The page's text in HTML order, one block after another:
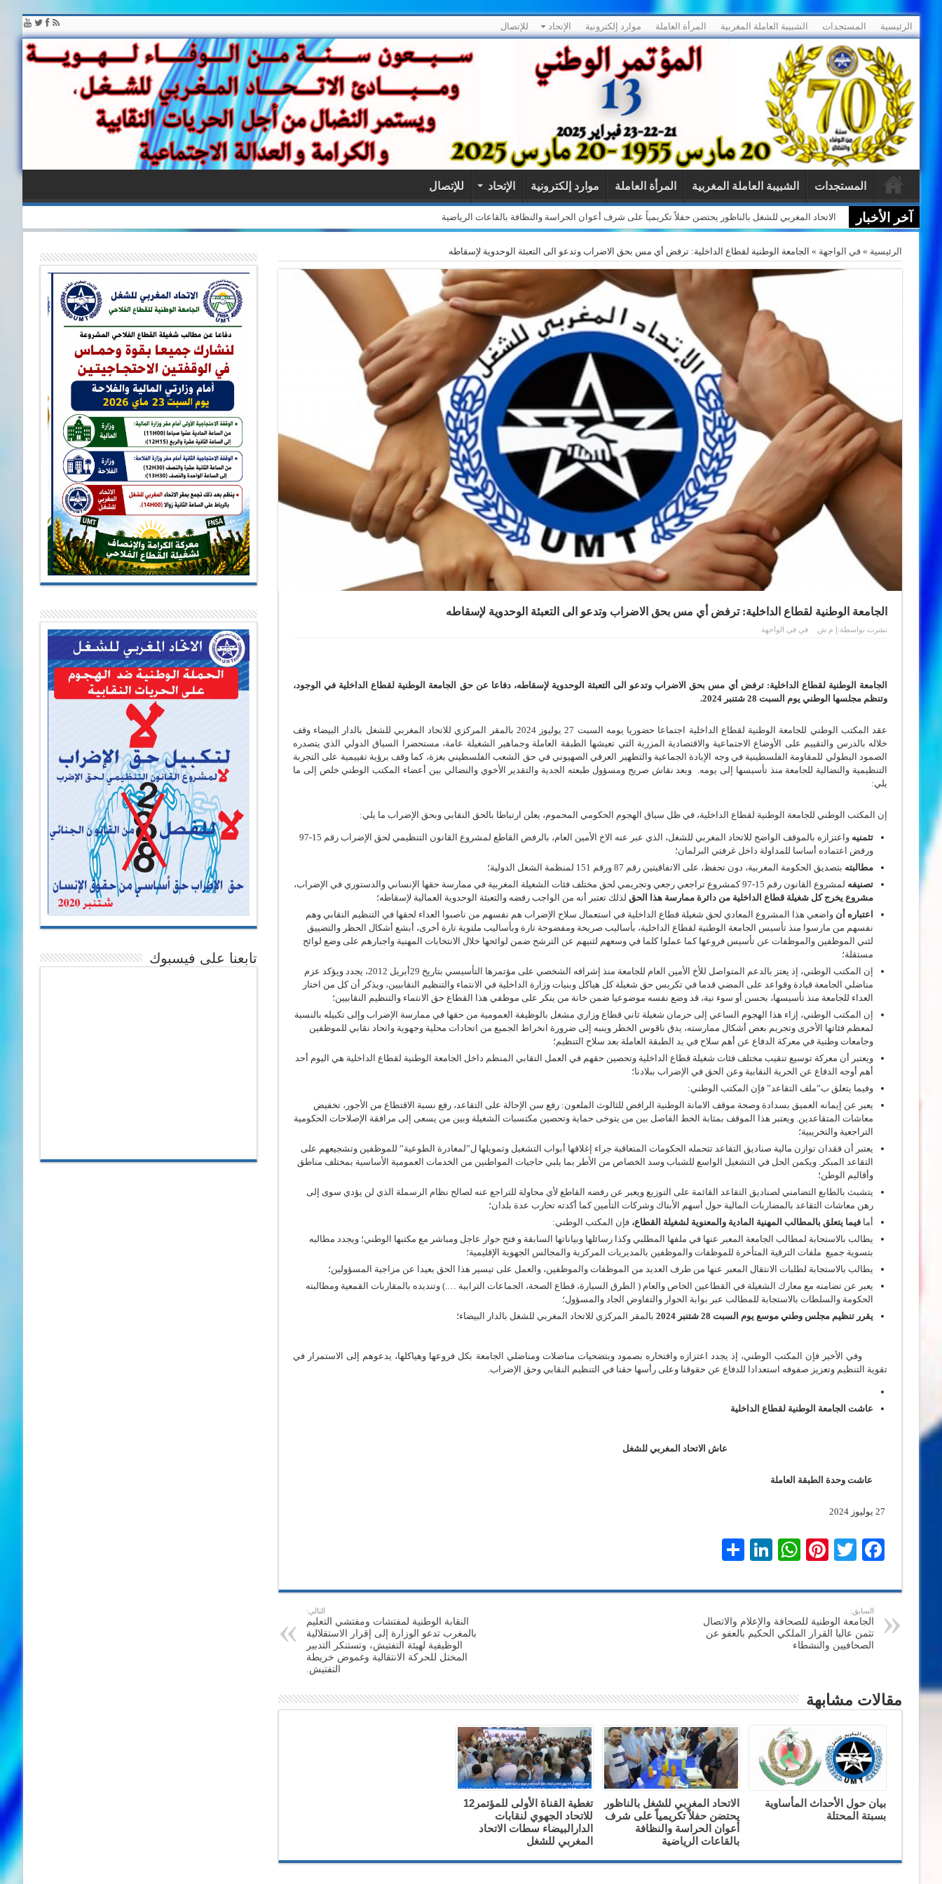
الرئيسية المستجدات الشبيبة العاملة المغربية المرأة العاملة موارد إلكترونية الإتحاد للإتصال
المستجدات الشبيبة العاملة المغربية المرأة العاملة موارد إلكترونية الإتحاد للإتصال
آخر الأخبار الاتحاد المغربي للشغل بالناظور يحتضن حفلاً تكريمياً على شرف أعوان الحراسة والنظافة بالقاعات الرياضية
الرئيسية » في الواجهة » الجامعة الوطنية لقطاع الداخلية: ترفض أي مس بحق الاضراب وتدعو الى التعبئة الوحدوية لإسقاطه
الجامعة الوطنية لقطاع الداخلية: ترفض أي مس بحق الاضراب وتدعو الى التعبئة الوحدوية لإسقاطه
نشرت بواسطة:إ م ش في في الواجهة
الجامعة الوطنية لقطاع الداخلية:ترفض أي مس بحق الاضراب وتدعو الى التعبئة الوحدوية لإسقاطه، دفاعا عن حق الجامعة الوطنية لقطاع الداخلية في الوجود،
وتنظم مجلسها الوطني يوم السبت 28 شتنبر 2024.
عقد المكتب الوطني للجامعة الوطنية لقطاع الداخلية اجتماعا حضوريا يومه السبت 27 يوليوز 2024 بالمقر المركزي للاتحاد المغربي للشغل بالدار البيضاء وقف
خلاله بالدرس والتقييم على الأوضاع الاجتماعية والاقتصادية المزرية التي تعيشها الطبقة العاملة وجماهير الشغيلة عامة، مستحضرا السياق الدولي الذي يتصدره
الصمود البطولي للمقاومة الفلسطينية في وجه الإبادة الجماعية والتطهير العرقي الصهيوني في حق الشعب الفلسطيني بغزة، كما وقف برؤية تقييمية على التجربة
التنظيمية والنضالية للجامعة منذ تأسيسها إلى يومه. وبعد نقاش صريح ومسؤول طبعته الجدية والتقدير الأخوي والنضالي بين أعضاء المكتب الوطني خلص إلى ما
يلي:
إن المكتب الوطني للجامعة الوطنية لقطاع الداخلية، في ظل سياق الهجوم الحكومي المحموم، يعلن ارتباطا بالحق النقابي وبحق الإضراب ما يلي:
تثمنيه
واعتزازه بالموقف الواضح للاتحاد المغربي للشغل، الذي عبر عنه الاخ الأمين العام، بالرفض القاطع لمشروع القانون التنظيمي لحق الإضراب رقم 15-97
ورفض اعتماده أساسا للمداولة داخل غرفتي البرلمان؛
مطالبته بتصديق الحكومة المغربية، دون تحفظ، على الاتفاقيتين رقم 87 ورقم 151 لمنظمة الشغل الدولية؛
تصنيفه لمشروع القانون رقم 15-97 كمشروع تراجعي رجعي وتجريمي لحق مختلف فئات الشغيلة المغربية في ممارسة حقها الإنساني والدستوري في الإضراب،
مشروع يخرج كل شغيلة قطاع الداخلية من دائرة ممارسة هذا الحق لذلك تعتبر أنه من الواجب رفضه والتعبئة الوحدوية العمالية لإسقاطه؛
اعتباره أن واضعي هذا المشروع المعادي لحق شغيلة قطاع الداخلية في استعمال سلاح الإضراب هم نفسهم من ناصبوا العداء لحقها في التنظيم النقابي وهم
نفسهم من مارسوا منذ تأسيس الجامعة الوطنية لقطاع الداخلية، بأساليب صريحة ومفضوحة تارة وبأساليب ملتوية تارة أخرى، أبشع أشكال الحظر والتضييق
لثني الموظفين والموظفات عن تأسيس فروعها كما عملوا كلما في وسعهم لثنيهم عن الترشح ضمن لوائحها خلال الانتخابات المهنية واجبارهم على وضع لوائح
مستقلة؛
إن المكتب الوطني، إذ يعتز بالدعم المتواصل للأخ الأمين العام للجامعة منذ إشرافه الشخصي على مؤتمرها التأسيسي بتاريخ 29أبريل 2012، يجدد ويؤكد عزم
مناضلي الجامعة قيادة وقواعد على المضي قدما في تكريس حق شغيلة كل هياكل وبنيات وزارة الداخلية في الانتماء والتنظيم النقابيين، ويذكر أن كل من اختار
العداء للجامعة منذ تأسيسها، بحسن أو سوء نية، قد وضع نفسه موضوعيا ضمن خانة من ينكر على موظفي هذا القطاع حق الانتماء والتنظيم النقابيين؛
إن المكتب الوطني، إزاء هذا الهجوم الساعي إلى حرمان شغيلة ثاني قطاع وزاري مشغل بالوظيفة العمومية من حقها في ممارسة الإضراب وإلى تكبيله بالنسبة
لمعظم فئاتها الأخرى وتجريم بعض أشكال ممارسته، يدق ناقوس الخطر وينبه إلى ضرورة انخراط الجميع من اتحادات محلية وجهوية واتحاد نقابي للموظفين
وجامعات وطنية في معركة الدفاع عن أهم سلاح في يد الطبقة العاملة بعد سلاح التنظيم؛
ويعتبر أن معركة توسيع تنقيب مختلف فئات شغيلة قطاع الداخلية وتحصين حقهم في العمل النقابي المنظم داخل الجامعة الوطنية لقطاع الداخلية هي اليوم أحد
أهم أوجه الدفاع عن الحرية النقابية وعن الحق في الإضراب ببلادنا؛
وفيما يتعلق ب”ملف التقاعد” فإن المكتب الوطني:
يعبر عن إيمانه العميق بسدادة وصحة موقف الامانة الوطنية الرافض للثالوث الملعون: رفع سن الإحالة على التقاعد، رفع نسبة الاقتطاع من الأجور، تخفيض
معاشات المتقاعدين. ويعتبر هذا الموقف بمثابة الخط الفاصل بين من يتوخى حماية وتحصين مكتسبات الشغيلة وبين من يسعى إلى مرافقة الإصلاحات الحكومية
التراجعية والتخريبية؛
يعتبر أن فقدان توازن مالية صناديق التقاعد تتحمله الحكومات المتعاقبة جراء إغلاقها أبواب التشغيل وتمويلها ل”لمغادرة الطوعية” للموظفين وتشجيعهم على
التقاعد المبكر. ويكمن الحل في التشغيل الواسع للشباب وسد الخصاص من الأطر بما يلبي حاجيات المواطنين من الخدمات العمومية الأساسية بمختلف مناطق
وأقاليم الوطن؛
يتشبث بالطابع التضامني لصناديق التقاعد القائمة على التوزيع ويعبر عن رفضه القاطع لأي محاولة للتراجع عنه لصالح نظام الرسملة الذي لن يؤدي سوى إلى
رهن معاشات التقاعد بالمضاربات المالية حول أسهم الأبناك وشركات التأمين كما أكدته تحارب عدة بلدان؛
أما فيما يتعلق بالمطالب المهنية المادية والمعنوية لشغيلة القطاع، فإن المكتب الوطني:
يطالب بالاستجابة لمطالب الجامعة المعبر عنها في ملفها المطلبي وكذا رسائلها وبياناتها السابقة و فتح حوار عاجل ومباشر مع مكتبها الوطني؛ ويجدد مطالبه
بتسوية جميع ملفات الترقية المتأخرة للموظفات والموظفين بالمديريات المركزية والمجالس الجهوية الإقليمية؛
يطالب بالاستجابة لطلبات الانتقال المعبر عنها من طرف العديد من الموظفات والموظفين، والعمل على تيسير هذا الحق بعيدا عن مزاجية المسؤولين؛
يعبر عن تضامنه مع معارك الشغيلة في القطاعين الخاص والعام ( الطرق السيارة، قطاع الصحة، الجماعات الترابية ….) وتنديده بالمقاربات القمعية ومطالبته
الحكومة والسلطات بالاستجابة للمطالب عبر بوابة الحوار والتفاوض الجاد والمسؤول؛
يقرر تنظيم مجلس وطني موسع يوم السبت 28 شتنبر 2024
بالمقر المركزي للاتحاد المغربي للشغل بالدار البيضاء؛
وفي الأخير فإن المكتب الوطني، إذ يجدد اعتزازه وافتخاره بصمود وبتضحيات مناضلات ومناضلي الجامعة بكل فروعها وهياكلها، يدعوهم إلى الاستمرار في
تقوية التنظيم وتعزيز صفوفه استعدادا للدفاع عن حقوقنا وعلى رأسها حقنا في التنظيم النقابي وحق الإضراب.
عاشت الجامعة الوطنية لقطاع الداخلية
عاش الاتحاد المغربي للشغل
عاشت وحدة الطبقة العاملة
Facebook
Twitter
Pinterest
WhatsApp
LinkedIn
السابق:
الجامعة الوطنية للصحافة والإعلام والاتصال
تثمن عاليا القرار الملكي الحكيم بالعفو عن
الصحافيين والنشطاء
التالي:
النقابة الوطنية لمفتشات ومفتشي التعليم
بالمغرب تدعو الوزارة إلى إقرار الاستقلالية
الوظيفية لهيئة التفتيش، وتستنكر التدبير
المختل للحركة الانتقالية وغموض خريطة
التفتيش.
مقالات مشابهة
بيان حول الأحداث المأساوية
بسبتة المحتلة
الاتحاد المغربي للشغل بالناظور
يحتضن حفلاً تكريمياً على شرف
أعوان الحراسة والنظافة
بالقاعات الرياضية
تغطية القناة الأولى للمؤتمر12
للاتحاد الجهوي لنقابات
الدارالبيضاء سطات الاتحاد
المغربي للشغل
تابعنا على فيسبوك